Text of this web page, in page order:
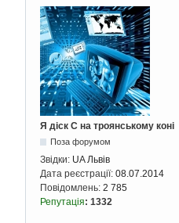
Я діск С на троянському коні
Поза форумом
Звідки: UA Львів
Дата реєстрації: 08.07.2014
Повідомлень: 2 785
Репутація: 1332